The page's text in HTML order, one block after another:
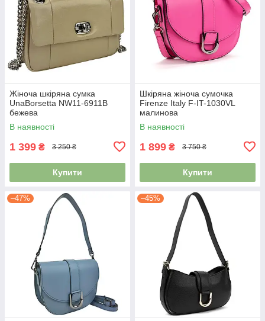
Жіноча шкіряна сумка
UnaBorsetta NW11-6911B
бежева
В наявності
1 399 ₴ 3 250 ₴
Купити
Шкіряна жіноча сумочка
Firenze Italy F-IT-1030VL
малинова
В наявності
1 899 ₴ 3 750 ₴
Купити
–47% –45%